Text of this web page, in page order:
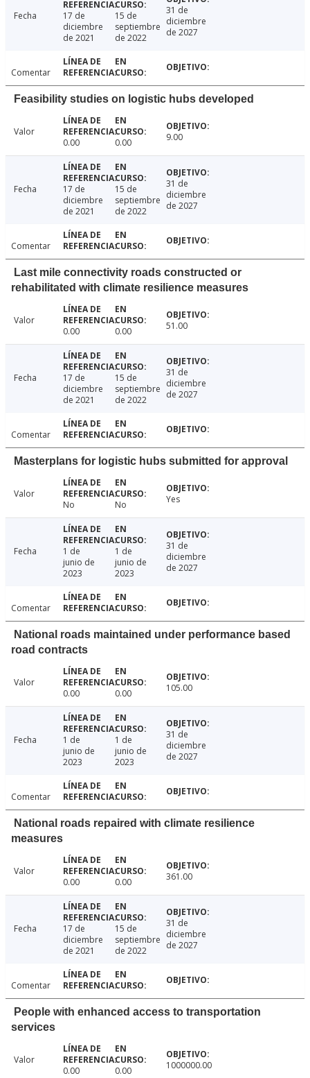
Fecha
17 de
diciembre
de 2021
15 de
septiembre
de 2022
31 de
diciembre
de 2027
Comentar
Feasibility studies on logistic hubs developed
Valor
0.00
0.00 9.00
Fecha
17 de
diciembre
de 2021
15 de
septiembre
de 2022
31 de
diciembre
de 2027
Comentar
Last mile connectivity roads constructed or
rehabilitated with climate resilience measures
Valor
0.00
0.00 51.00
Fecha
17 de
diciembre
de 2021
15 de
septiembre
de 2022
31 de
diciembre
de 2027
Comentar
Masterplans for logistic hubs submitted for approval
Valor
No
No Yes
Fecha
1 de
junio de
2023
1 de
junio de
2023
31 de
diciembre
de 2027
Comentar
National roads maintained under performance based
road contracts
Valor
0.00
0.00 105.00
Fecha
1 de
junio de
2023
1 de
junio de
2023
31 de
diciembre
de 2027
Comentar
National roads repaired with climate resilience
measures
Valor
0.00
0.00 361.00
Fecha
17 de
diciembre
de 2021
15 de
septiembre
de 2022
31 de
diciembre
de 2027
Comentar
People with enhanced access to transportation
services
Valor
0.00
0.00 1000000.00